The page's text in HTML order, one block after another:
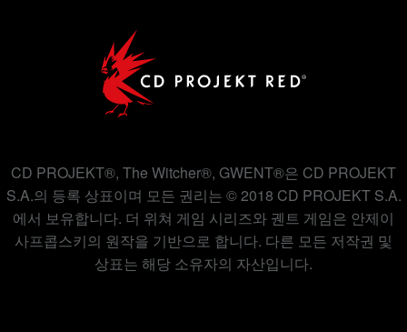
CD PROJEKT®, The Witcher®, GWENT®은 CD PROJEKT
S.A.의 등록 상표이며 모든 권리는 © 2018 CD PROJEKT S.A.
에서 보유합니다. 더 위쳐 게임 시리즈와 궨트 게임은 안제이
사프콥스키의 원작을 기반으로 합니다. 다른 모든 저작권 및
상표는 해당 소유자의 자산입니다.